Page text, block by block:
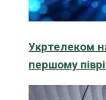
Укртелеком
першому